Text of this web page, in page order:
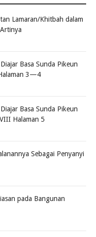
Lamaran/Khitbah dalam
Basa Sunda Pikeun
3—4
Basa Sunda Pikeun
Halaman 5
Sebagai Penyanyi
pada Bangunan